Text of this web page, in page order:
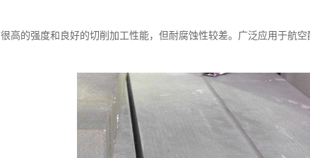
高的强度和良好的切削加工性能，但耐腐蚀性较差。广泛应用于航